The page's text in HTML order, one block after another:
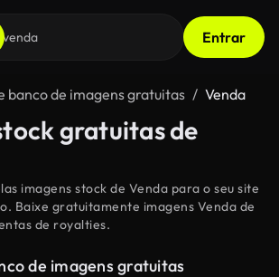
Entrar
banco de imagens gratuitas Venda
gratuitas de
imagens stock de Venda para o seu site
Baixe gratuitamente imagens Venda de
de royalties.
de imagens gratuitas